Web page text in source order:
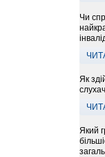
Чи
Як
Який